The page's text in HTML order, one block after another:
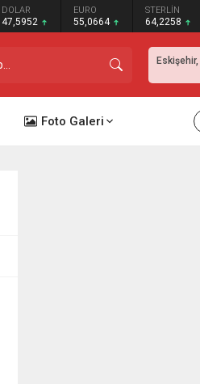
DOLAR
47,5952
EURO
55,0664
STERLİN
64,2258
Eskişehir,
Foto Galeri